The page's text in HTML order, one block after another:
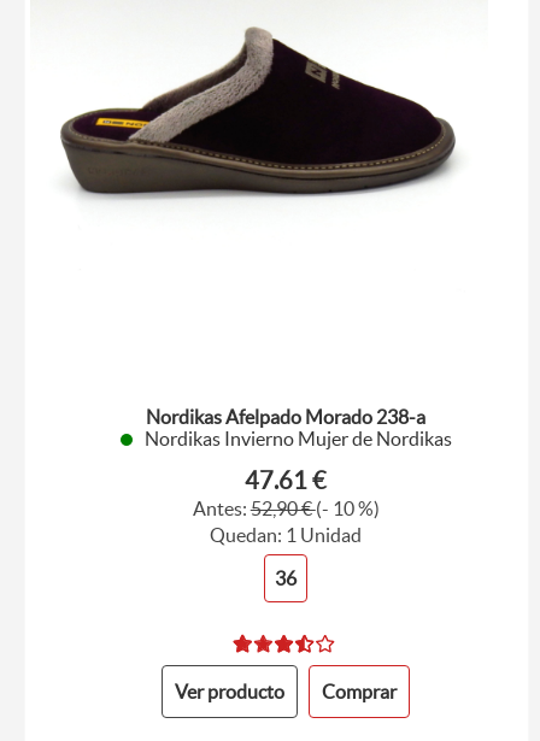
Nordikas Afelpado Morado 238-a
Nordikas Invierno Mujer de Nordikas
47.61 €
Antes:52,90 €(- 10 %)
Quedan: 1 Unidad
36
Ver producto Comprar